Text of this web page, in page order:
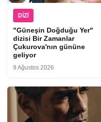
DIZI
"Güneşin Doğduğu Yer"
dizisi Bir Zamanlar
Çukurova'nın gününe
geliyor
9 Ağustos 2026